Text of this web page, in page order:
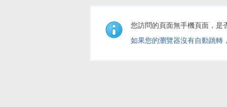
您訪問的頁面無手機頁面，是
如果您的瀏覽器沒有自動跳轉